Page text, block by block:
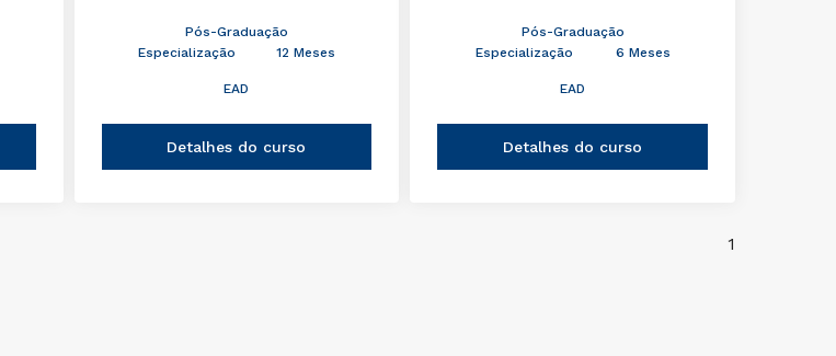
Pós-Graduação
Especialização
12 Meses
EAD
Detalhes do curso
Pós-Graduação
Especialização
6 Meses
EAD
Detalhes do curso
1